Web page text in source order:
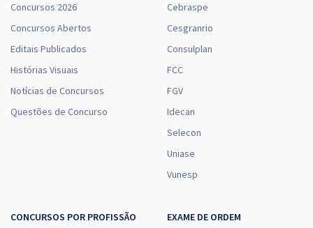
Concursos 2026
Concursos Abertos
Editais Publicados
Histórias Visuais
Notícias de Concursos
Questões de Concurso
Cebraspe
Cesgranrio
Consulplan
FCC
FGV
Idecan
Selecon
Uniase
Vunesp
CONCURSOS POR PROFISSÃO
EXAME DE ORDEM